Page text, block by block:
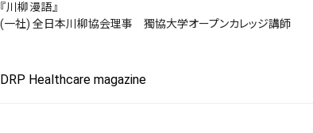
『川柳漫語』
(一社) 全日本川柳協会理事 獨協大学オープンカレッジ講師
DRP Healthcare magazine